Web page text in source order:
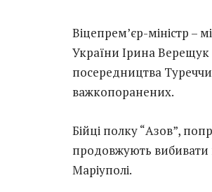
Віцепрем’єр-міністр –
України Ірина
посередництва
важкопоранених.
Бійці полку “Азов”,
продовжують вибивати
Маріуполі.